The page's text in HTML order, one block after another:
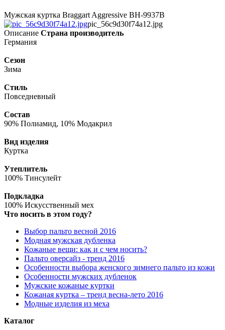
Мужская куртка Braggart Aggressive BH-9937B
pic_56c9d30f74a12.jpg
Описание Страна производитель
Германия
Сезон
Зима
Стиль
Повседневный
Состав
90% Полиамид, 10% Модакрил
Вид изделия
Куртка
Утеплитель
100% Тинсулейт
Подкладка
100% Искусственный мех
Что носить в этом году?
Выбор пальто весной 2016
Модная мужская дубленка
Кожаные вещи: как и с чем носить?
Пальто оверсайз - тренд 2016
Особенности выбора женского зимнего пальто из кожи
Особенности мужских дубленок
Мужские кожаные куртки
Кожаная куртка – тренд весна-лето 2016
Модные изделия из меха
Каталог